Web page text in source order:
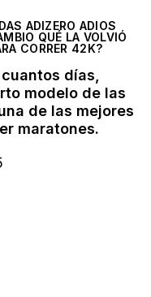
ADIZERO ADIOS
QUÉ LA VOLVIÓ
CORRER 42K?
días,
modelo de las
de las mejores
maratones.